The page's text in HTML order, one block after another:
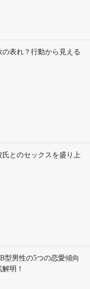
表れ？行動から見える
とのセックスを盛り上
型男性の5つの恋愛傾向
明！